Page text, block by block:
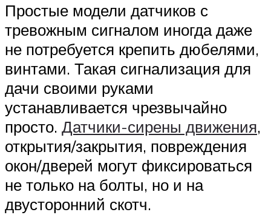
Простые модели датчиков с
тревожным сигналом иногда даже
не потребуется крепить дюбелями,
винтами. Такая сигнализация для
дачи своими руками
устанавливается чрезвычайно
просто. Датчики-сирены движения,
открытия/закрытия, повреждения
окон/дверей могут фиксироваться
не только на болты, но и на
двусторонний скотч.